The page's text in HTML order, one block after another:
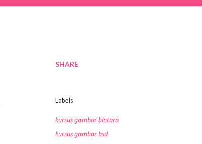
SHARE
Labels
kursus gambar bintaro
kursus gambar bsd